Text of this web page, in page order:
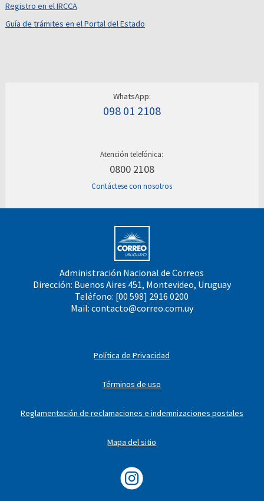
Registro en el IRCCA
Guía de trámites en el Portal del Estado
WhatsApp:
098 01 2108
Atención telefónica:
0800 2108
Contáctese con nosotros
Administración Nacional de Correos
Dirección: Buenos Aires 451, Montevideo, Uruguay
Teléfono: [00 598] 2916 0200
Mail: contacto@correo.com.uy
Política de Privacidad
Términos de uso
Reglamentación de reclamaciones e indemnizaciones postales
Mapa del sitio